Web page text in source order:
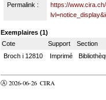
Permalink :
https://
Exemplaires (1)
Cote
Support Section
Broch i 12810
Imprimé
Ⓐ 2026-06-26 CIRA